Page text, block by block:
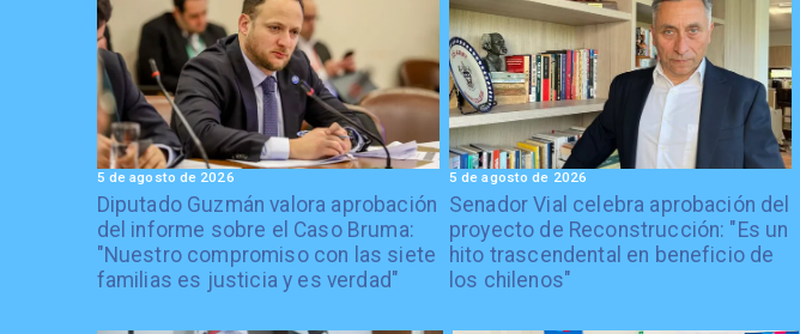
Diputado Guzmán valora aprobación
del informe sobre el Caso Bruma:
"Nuestro compromiso con las siete
familias es justicia y es verdad"
5 de agosto de 2026
Senador Vial celebra aprobación del
proyecto de Reconstrucción: "Es un
hito trascendental en beneficio de
los chilenos"
5 de agosto de 2026